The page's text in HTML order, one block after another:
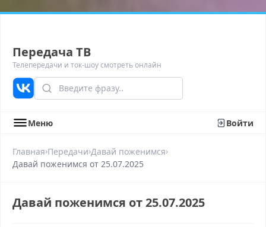
Передача ТВ
Телепередачи и ток-шоу смотреть онлайн
Меню Войти
Главная›Передачи›Давай поженимся›
Давай поженимся от 25.07.2025
Давай поженимся от 25.07.2025